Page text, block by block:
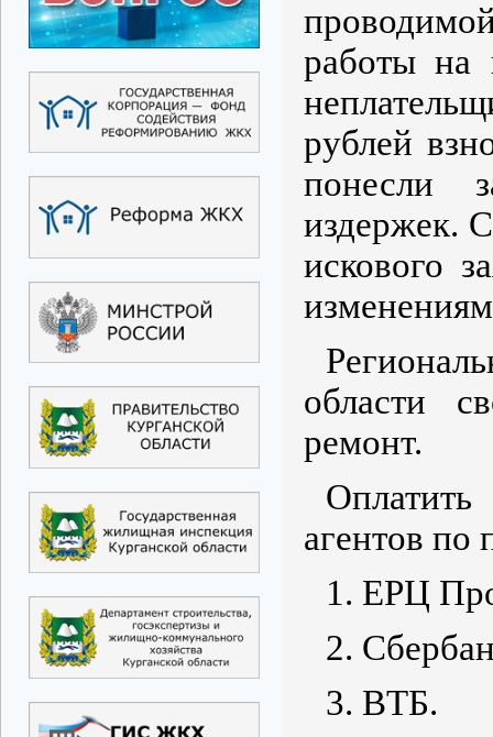
работы на
рублей
понесли
издержек.
искового
области
ремонт.
агентов по
1. ЕРЦ
2.
3. ВТБ.